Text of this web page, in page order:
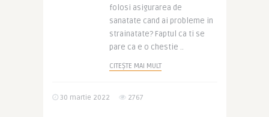
folosi asigurarea de
sanatate cand ai probleme in
strainatate? Faptul ca ti se
pare ca e o chestie ..
CITEȘTE MAI MULT
30 martie 2022 2767